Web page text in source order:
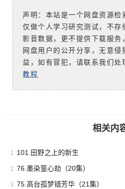
声明：本站是一个网盘资源检
仅做个人学习研究测试，不存
影音数据，更不提供下载服务
网盘用户的公开分享，无意侵
益，如有冒犯，请联系我们处
教程
相关内
1 101.田野之上的新生
2 76.墨染篁心劫（20集）
3 75.高台孤梦错芳华（21集）